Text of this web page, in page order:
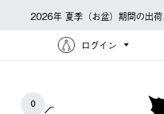
2026年 夏季（お盆）期間の出
ログイン
0